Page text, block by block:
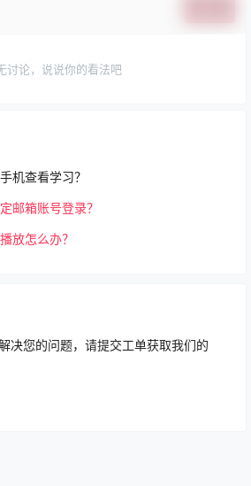
机查看学习？
邮箱账号登录？
放怎么办？
决您的问题，请提交工单获取我们的
讨论，说说你的看法吧